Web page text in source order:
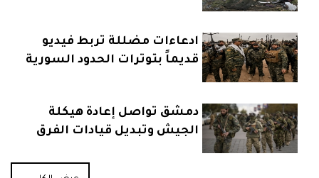
ادعاءات مضللة تربط فيديو
قديماً بتوترات الحدود السورية
دمشق تواصل إعادة هيكلة
الجيش وتبديل قيادات الفرق